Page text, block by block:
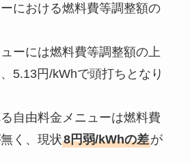
における燃料費等調整額の
ーには燃料費等調整額の上
5.13円/kWhで頭打ちとなり
自由料金メニューは燃料費
く、現状8円弱/kWhの差が